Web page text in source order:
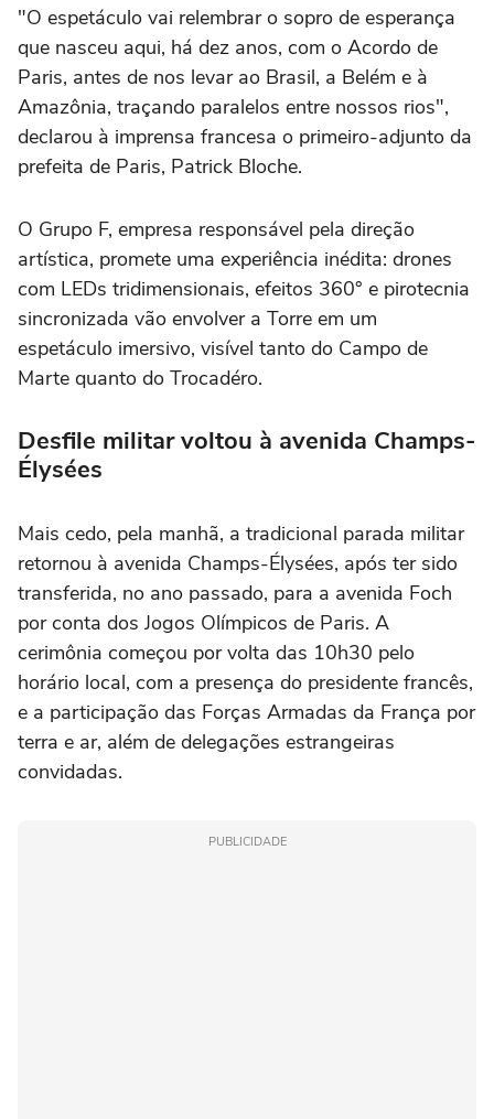
"O espetáculo vai relembrar o sopro de esperança
que nasceu aqui, há dez anos, com o Acordo de
Paris, antes de nos levar ao Brasil, a Belém e à
Amazônia, traçando paralelos entre nossos rios",
declarou à imprensa francesa o primeiro-adjunto da
prefeita de Paris, Patrick Bloche.
O Grupo F, empresa responsável pela direção
artística, promete uma experiência inédita: drones
com LEDs tridimensionais, efeitos 360° e pirotecnia
sincronizada vão envolver a Torre em um
espetáculo imersivo, visível tanto do Campo de
Marte quanto do Trocadéro.
Desfile militar voltou à avenida Champs-
Élysées
Mais cedo, pela manhã, a tradicional parada militar
retornou à avenida Champs-Élysées, após ter sido
transferida, no ano passado, para a avenida Foch
por conta dos Jogos Olímpicos de Paris. A
cerimônia começou por volta das 10h30 pelo
horário local, com a presença do presidente francês,
e a participação das Forças Armadas da França por
terra e ar, além de delegações estrangeiras
convidadas.
PUBLICIDADE